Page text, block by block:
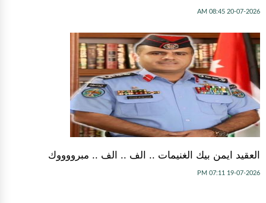
20-07-2026 08:45 AM
العقيد ايمن بيك الغنيمات .. الف .. الف .. مبرووووك
19-07-2026 07:11 PM